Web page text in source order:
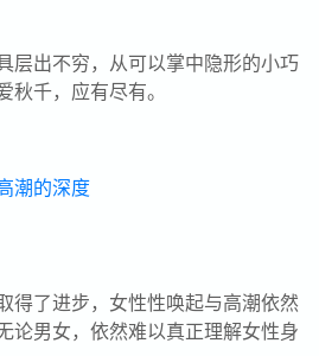
层出不穷，从可以掌中隐形的小巧
秋千，应有尽有。
得了进步，女性性唤起与高潮依然
论男女，依然难以真正理解女性身